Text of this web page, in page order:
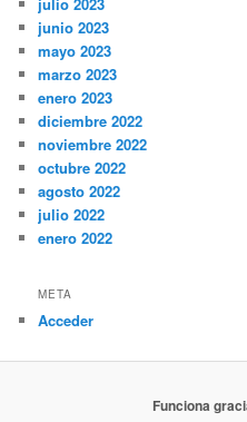
junio 2023
mayo 2023
marzo 2023
enero 2023
diciembre 2022
noviembre 2022
octubre 2022
agosto 2022
julio 2022
enero 2022
META
Acceder
Funciona